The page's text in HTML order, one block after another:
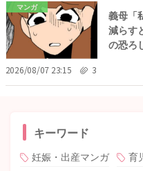
マンガ
義母「
減らす
の恐ろ
2026/08/07 23:15 3
キーワード
妊娠・出産マンガ 育